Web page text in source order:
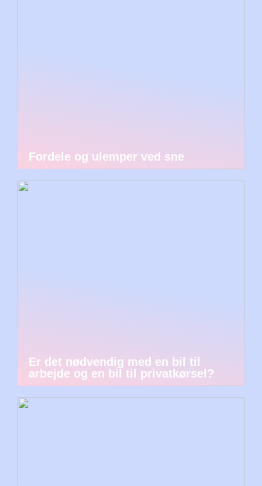
Fordele og ulemper ved sne
Er det nødvendig med en bil til
arbejde og en bil til privatkørsel?